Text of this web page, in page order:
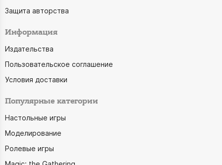
Защита авторства
Информация
Издательства
Пользовательское соглашение
Условия доставки
Популярные категории
Настольные игры
Моделирование
Ролевые игры